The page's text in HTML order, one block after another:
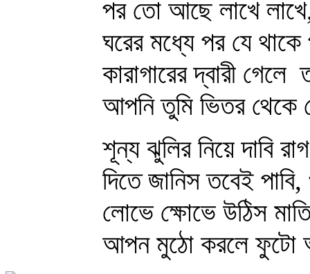
পর তো আছে লাখে
ঘরের মধ্যে পর যে
কারাগারের দ্বারী গেলে
আপনি তুমি ভিতর থেকে
শূন্য ঝুলির নিয়ে দাবি
দিতে জানিস তবেই
লোভে ক্ষোভে উঠিস
আপন মুঠো করলে ফুটো